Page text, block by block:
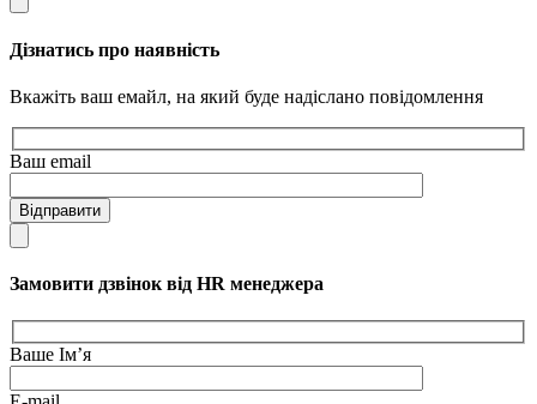
Дізнатись про наявність
Вкажіть ваш емайл, на який буде надіслано повідомлення
Ваш email
Відправити
Замовити дзвінок від HR менеджера
Ваше Ім’я